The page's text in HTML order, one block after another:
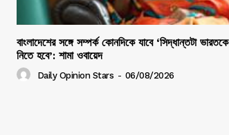
বাংলাদেশের সঙ্গে সম্পর্ক কোনদিকে যাবে ‘সিদ্ধান্তটা ভারতকে
নিতে হবে’: শামা ওবায়েদ
Daily Opinion Stars - 06/08/2026